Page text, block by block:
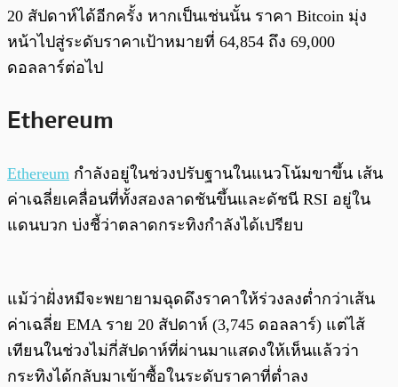
20 สัปดาห์ได้อีกครั้ง หากเป็นเช่นนั้น ราคา Bitcoin มุ่ง
หน้าไปสู่ระดับราคาเป้าหมายที่ 64,854 ถึง 69,000
ดอลลาร์ต่อไป
Ethereum
Ethereum กำลังอยู่ในช่วงปรับฐานในแนวโน้มขาขึ้น เส้น
ค่าเฉลี่ยเคลื่อนที่ทั้งสองลาดชันขึ้นและดัชนี RSI อยู่ใน
แดนบวก บ่งชี้ว่าตลาดกระทิงกำลังได้เปรียบ
แม้ว่าฝั่งหมีจะพยายามฉุดดึงราคาให้ร่วงลงต่ำกว่าเส้น
ค่าเฉลี่ย EMA ราย 20 สัปดาห์ (3,745 ดอลลาร์) แต่ไส้
เทียนในช่วงไม่กี่สัปดาห์ที่ผ่านมาแสดงให้เห็นแล้วว่า
กระทิงได้กลับมาเข้าซื้อในระดับราคาที่ต่ำลง